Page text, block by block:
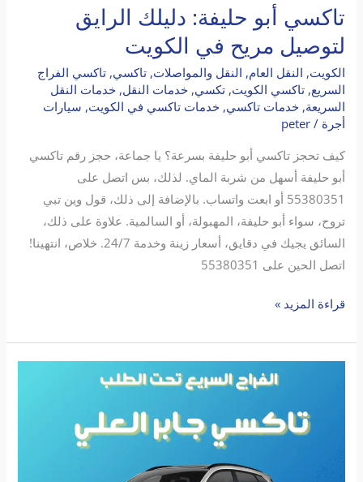
تاكسي أبو حليفة: دليلك الرايق
لتوصيل مريح في الكويت
الكويت, النقل العام, النقل والمواصلات,تاكسي,تاكسي الفراج
السريع,تاكسي الكويت,تكسي,خدمات النقل,خدمات النقل
السريعة,خدمات تاكسي,خدمات تاكسي في الكويت, سيارات
أجرة /
peter
كيف تحجز تاكسي أبو حليفة بسرعة؟ يا جماعة، حجز رقم تاكسي
أبو حليفة أسهل من شربة الماي. لذلك، بس اتصل على
55380351 أو ابعت واتساب. بالإضافة إلى ذلك، قول وين تبي
تروح، سواء أبو حليفة، المهبولة، أو السالمية. علاوة على ذلك،
السائق يجيك في دقايق، أسعار زينة وخدمة 24/7. خلاص، انتهينا!
اتصل الحين على 55380351
قراءة المزيد »
أفضل